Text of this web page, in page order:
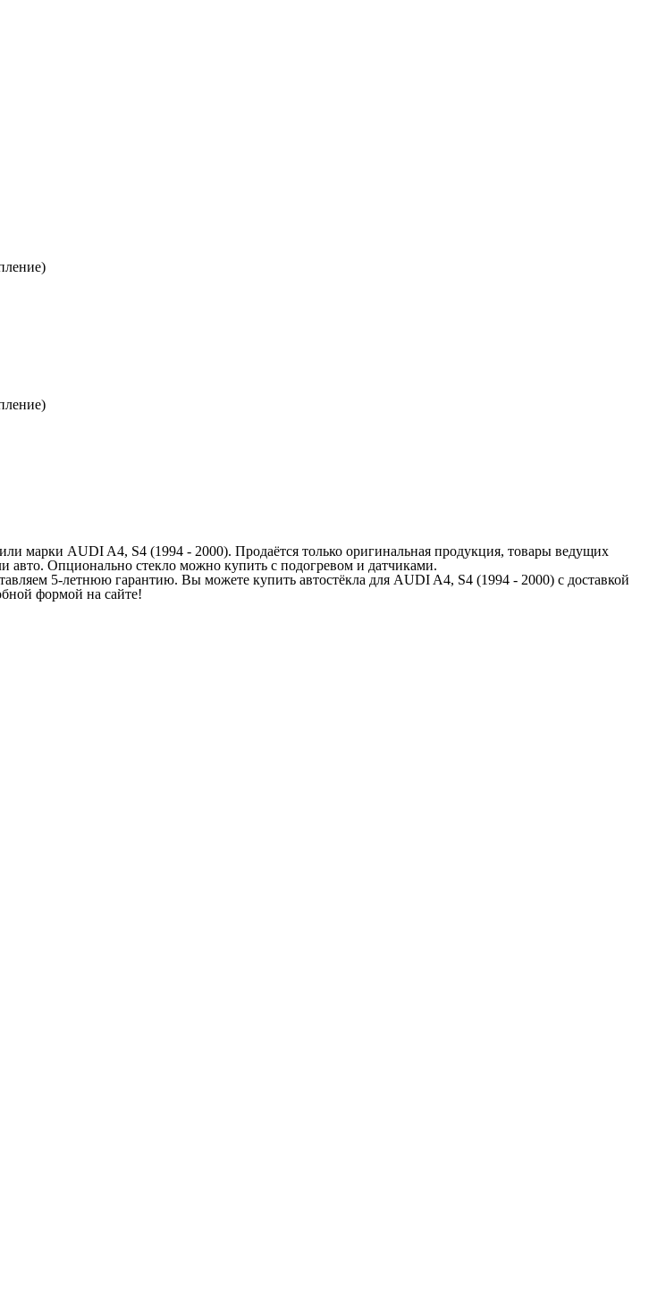
марки AUDI A4, S4 (1994 - 2000). Продаётся только оригинальная продукция, товары ведущих
авто. Опционально стекло можно купить с подогревом и датчиками.
5-летнюю гарантию. Вы можете купить автостёкла для AUDI A4, S4 (1994 - 2000) с доставкой
формой на сайте!